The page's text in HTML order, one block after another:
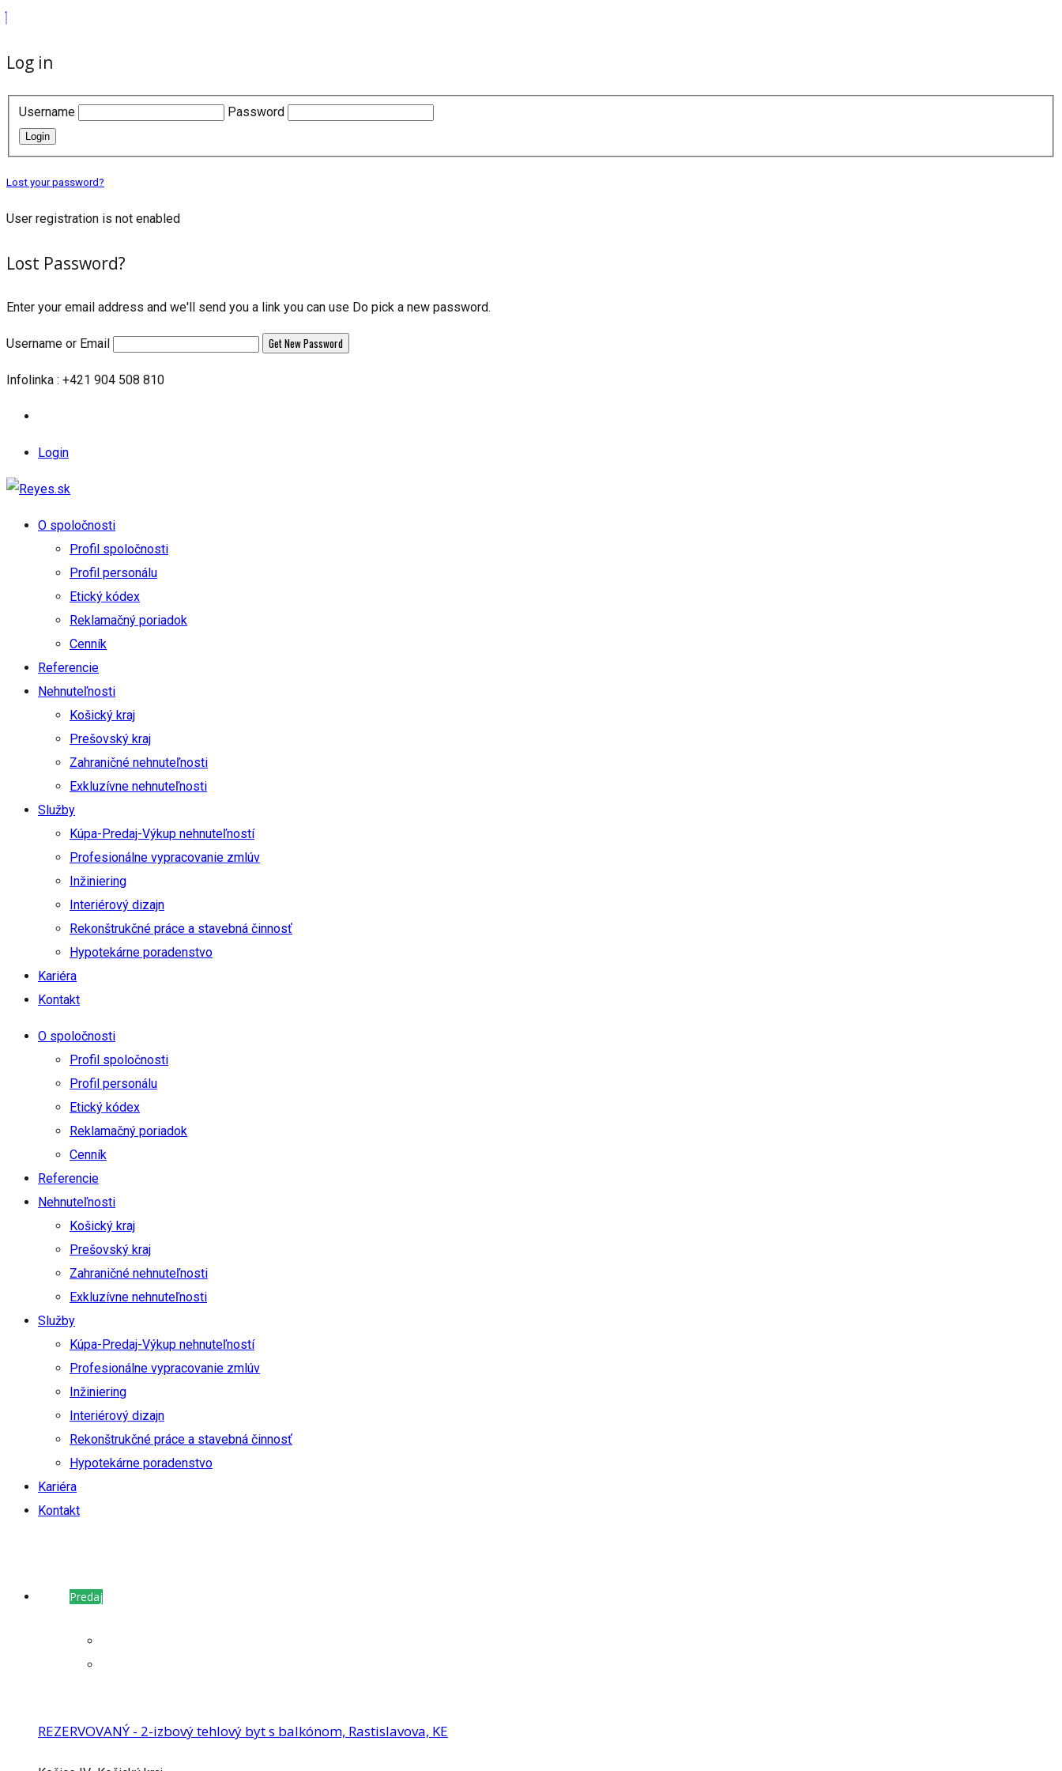
Log in
Username Password
Login
Lost your password?
User registration is not enabled
Lost Password?
Enter your email address and we'll send you a link you can use Do pick a new password.
Username or Email
Infolinka : +421 904 508 810
Login
O spoločnosti
Profil spoločnosti
Profil personálu
Etický kódex
Reklamačný poriadok
Cenník
Referencie
Nehnuteľnosti
Košický kraj
Prešovský kraj
Zahraničné nehnuteľnosti
Exkluzívne nehnuteľnosti
Služby
Kúpa-Predaj-Výkup nehnuteľností
Profesionálne vypracovanie zmlúv
Inžiniering
Interiérový dizajn
Rekonštrukčné práce a stavebná činnosť
Hypotekárne poradenstvo
Kariéra
Kontakt
O spoločnosti
Profil spoločnosti
Profil personálu
Etický kódex
Reklamačný poriadok
Cenník
Referencie
Nehnuteľnosti
Košický kraj
Prešovský kraj
Zahraničné nehnuteľnosti
Exkluzívne nehnuteľnosti
Služby
Kúpa-Predaj-Výkup nehnuteľností
Profesionálne vypracovanie zmlúv
Inžiniering
Interiérový dizajn
Rekonštrukčné práce a stavebná činnosť
Hypotekárne poradenstvo
Kariéra
Kontakt
Predaj
REZERVOVANÝ - 2-izbový tehlový byt s balkónom, Rastislavova, KE